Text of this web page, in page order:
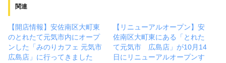
関連
【開店情報】安佐南区大町東
のとれたて元気市内にオープ
ンした「みのりカフェ 元気市
広島店」に行ってきました
【リニューアルオープン】安
佐南区大町東にある「とれた
て元気市 広島店」が10月14
日にリニューアルオープンす